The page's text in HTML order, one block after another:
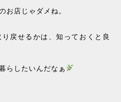
お店じゃダメね。
戻せるかは、知っておくと良
らしたいんだなぁ